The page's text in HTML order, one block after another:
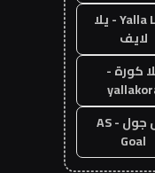
Yalla Live - يلا
لايف
كورة -
اس جول - AS
Goal